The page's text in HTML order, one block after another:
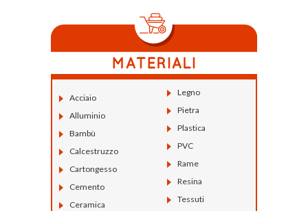
Acciaio
Alluminio
Bambù
Calcestruzzo
Cartongesso
Cemento
Ceramica
Legno
Pietra
Plastica
PVC
Rame
Resina
Tessuti